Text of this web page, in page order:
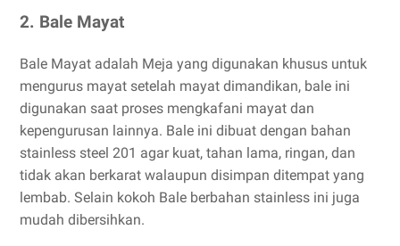
2. Bale Mayat
Bale Mayat adalah Meja yang digunakan khusus untuk
mengurus mayat setelah mayat dimandikan, bale ini
digunakan saat proses mengkafani mayat dan
kepengurusan lainnya. Bale ini dibuat dengan bahan
stainless steel 201 agar kuat, tahan lama, ringan, dan
tidak akan berkarat walaupun disimpan ditempat yang
lembab. Selain kokoh Bale berbahan stainless ini juga
mudah dibersihkan.